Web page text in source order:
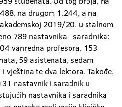
na drugom 1.244, a na
2019/20. u stalnom
789 nastavnika i saradnika:
vanredna profesora, 153
59 asistenata, sedam
vještina te dva lektora. Takođe,
nastavnik i saradnik u
nastavnika i saradnika